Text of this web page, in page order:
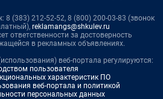
8 (383) 212-52-52, 8 (800) 200-03-83 (звонок
reklamangs@shkulev.ru
ответственности за достоверность
в рекламных объявлениях.
веб-портала регулируются:
пользователя
характеристик ПО
веб-портала и политикой
персональных данных